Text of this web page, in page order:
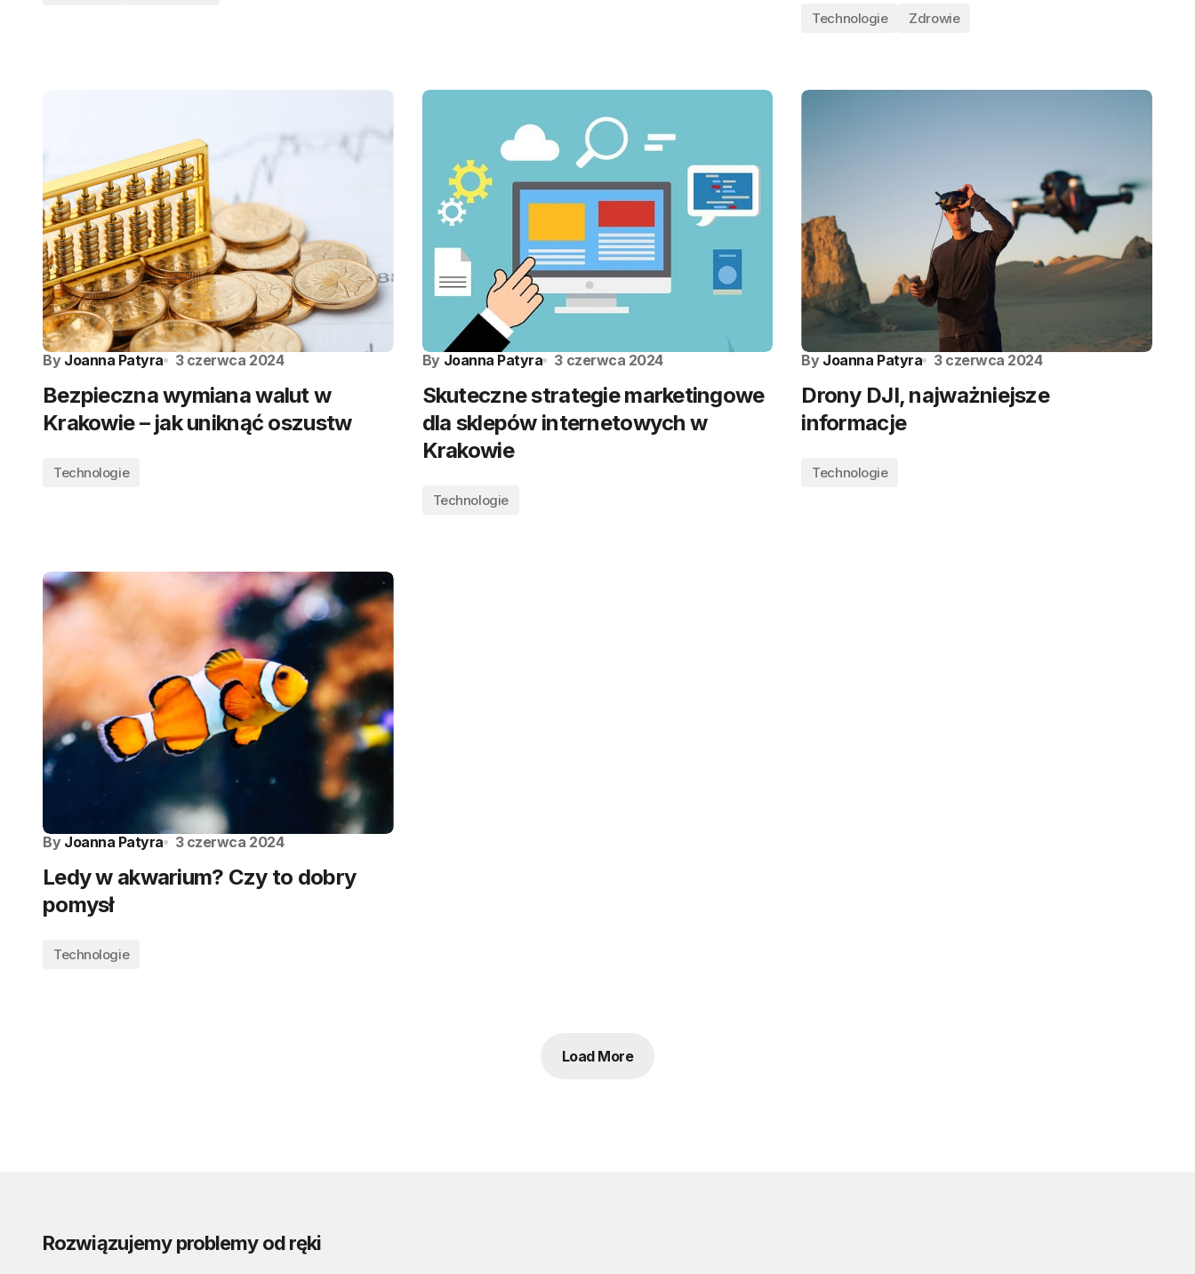
Technologie Zdrowie
By Joanna Patyra 3 czerwca 2024
Bezpieczna wymiana walut w
Krakowie – jak uniknąć oszustw
Technologie
By Joanna Patyra 3 czerwca 2024
Skuteczne strategie marketingowe
dla sklepów internetowych w
Krakowie
Technologie
By Joanna Patyra 3 czerwca 2024
Drony DJI, najważniejsze
informacje
Technologie
By Joanna Patyra 3 czerwca 2024
Ledy w akwarium? Czy to dobry
pomysł
Technologie
Load More
Rozwiązujemy problemy od ręki